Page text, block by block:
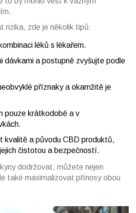
rizika, zde je několik tipů:
léků s lékařem.
dávkami a postupně zvyšujte podle
příznaky a okamžitě je
pouze krátkodobě a v
kvalitě a původu CBD produktů,
čistotou a bezpečností.
dodržovat, můžete nejen
také maximalizovat přínosy obou